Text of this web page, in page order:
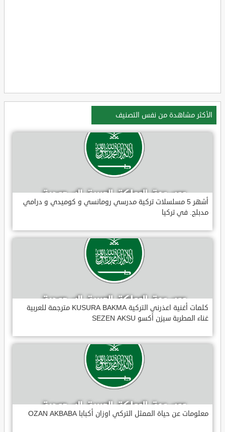
الأكثر مشاهدة من نفس التصنيف
أشهر 5 مسلسلات تركية مدرسي رومانسي و كوميدي و درامي
مدبلج. في تركيا
كلمات أغنية اعذرني التركية KUSURA BAKMA مترجمة للعربية
غناء المطربة سيزن أكسو SEZEN AKSU
معلومات عن حياة الممثل التركي اوزان أكبابا OZAN AKBABA